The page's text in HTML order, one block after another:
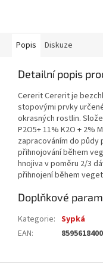
Popis Diskuze
Detailní popis
Cererit Cererit je
stopovými prvky
okrasných rostlin.
P2O5+ 11% K2O + 2%
zapracováním do půdy
přihnojování během
hnojiva v poměru 2/3
přihnojení během
Doplňkové
Kategorie: Sypká
EAN: